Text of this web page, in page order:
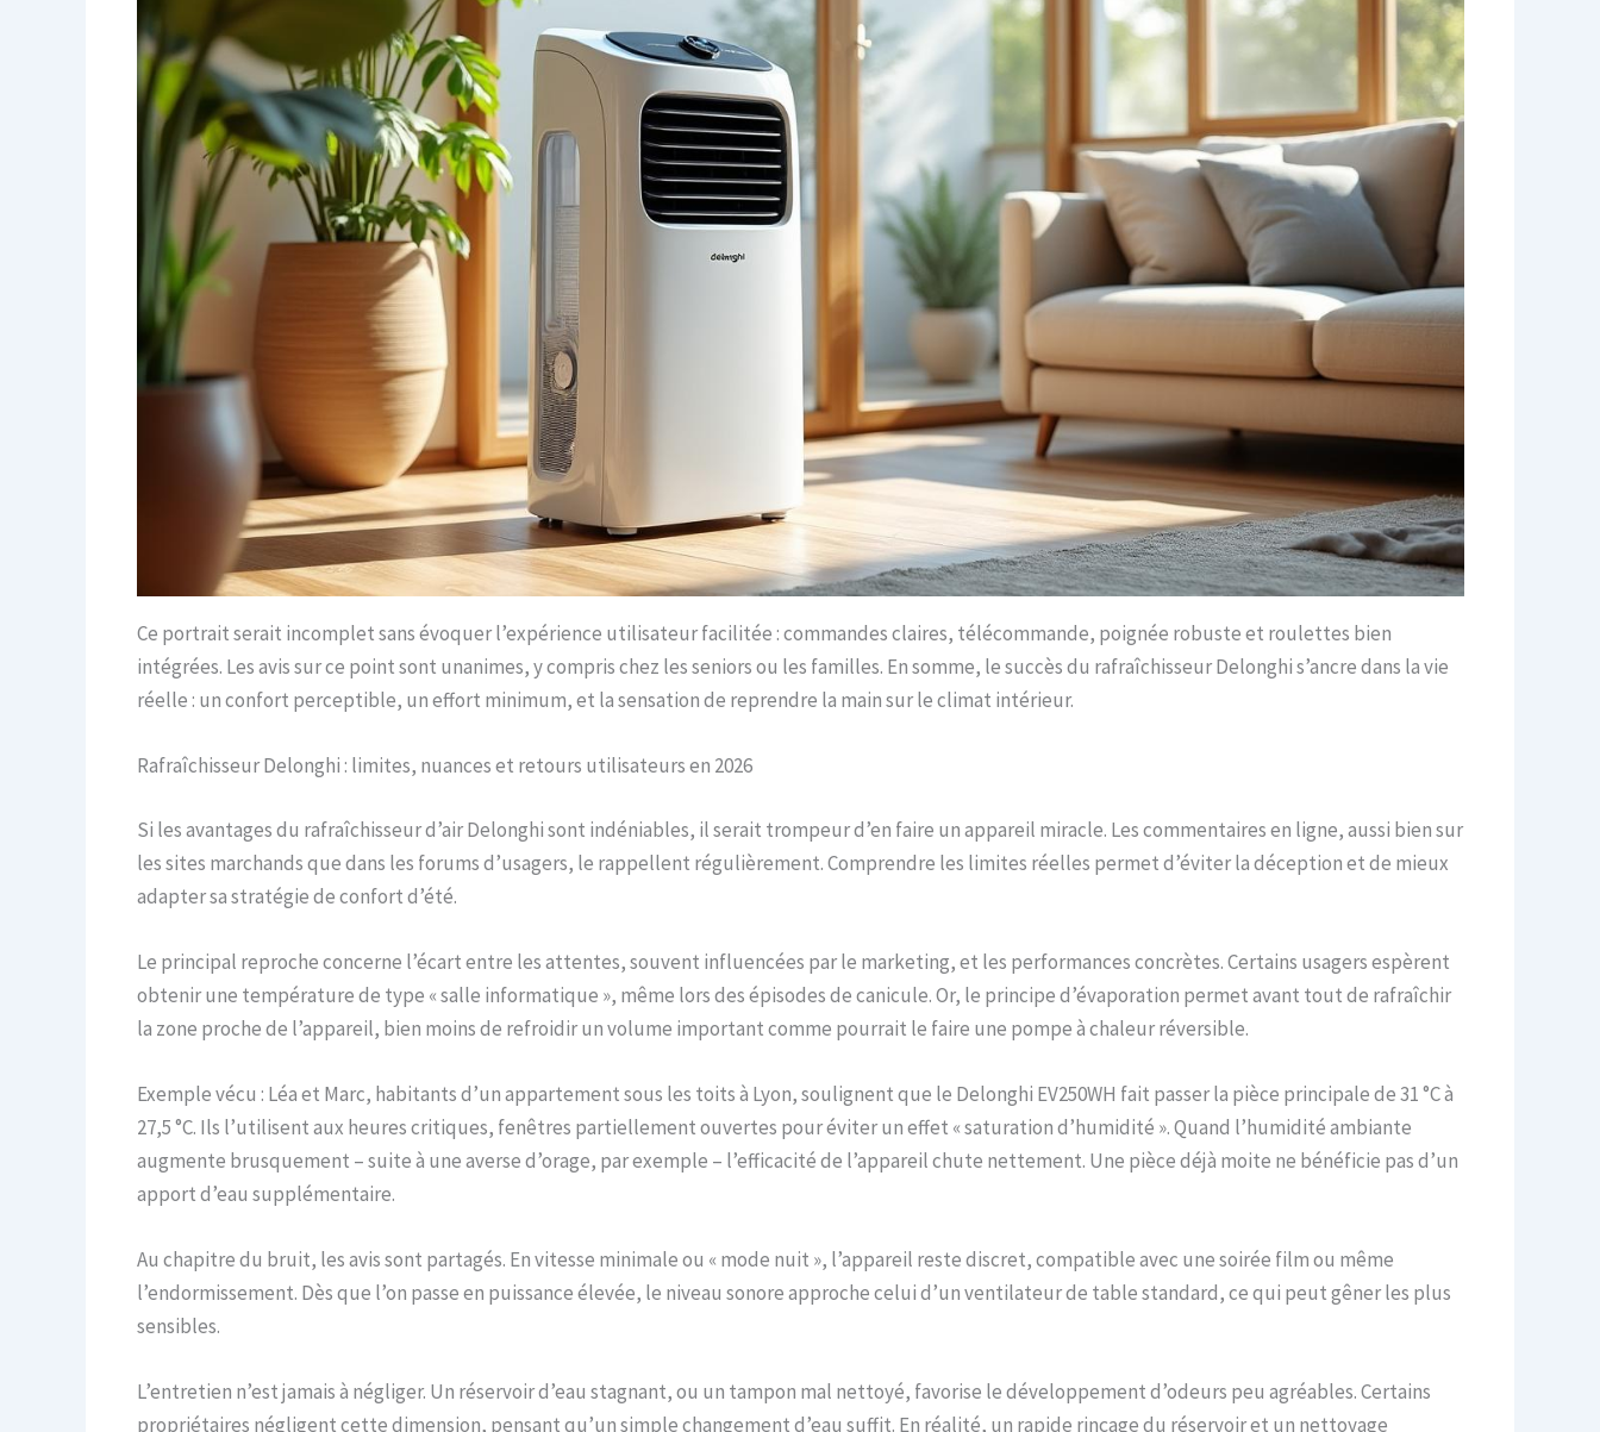
Ce portrait serait incomplet sans évoquer l’expérience utilisateur facilitée : commandes claires, télécommande, poignée robuste et roulettes bien
intégrées. Les avis sur ce point sont unanimes, y compris chez les seniors ou les familles. En somme, le succès du rafraîchisseur Delonghi s’ancre dans la vie
réelle : un confort perceptible, un effort minimum, et la sensation de reprendre la main sur le climat intérieur.
Rafraîchisseur Delonghi : limites, nuances et retours utilisateurs en 2026
Si les avantages du rafraîchisseur d’air Delonghi sont indéniables, il serait trompeur d’en faire un appareil miracle. Les commentaires en ligne, aussi bien sur
les sites marchands que dans les forums d’usagers, le rappellent régulièrement. Comprendre les limites réelles permet d’éviter la déception et de mieux
adapter sa stratégie de confort d’été.
Le principal reproche concerne l’écart entre les attentes, souvent influencées par le marketing, et les performances concrètes. Certains usagers espèrent
obtenir une température de type « salle informatique », même lors des épisodes de canicule. Or, le principe d’évaporation permet avant tout de rafraîchir
la zone proche de l’appareil, bien moins de refroidir un volume important comme pourrait le faire une pompe à chaleur réversible.
Exemple vécu : Léa et Marc, habitants d’un appartement sous les toits à Lyon, soulignent que le Delonghi EV250WH fait passer la pièce principale de 31 °C à
27,5 °C. Ils l’utilisent aux heures critiques, fenêtres partiellement ouvertes pour éviter un effet « saturation d’humidité ». Quand l’humidité ambiante
augmente brusquement – suite à une averse d’orage, par exemple – l’efficacité de l’appareil chute nettement. Une pièce déjà moite ne bénéficie pas d’un
apport d’eau supplémentaire.
Au chapitre du bruit, les avis sont partagés. En vitesse minimale ou « mode nuit », l’appareil reste discret, compatible avec une soirée film ou même
l’endormissement. Dès que l’on passe en puissance élevée, le niveau sonore approche celui d’un ventilateur de table standard, ce qui peut gêner les plus
sensibles.
L’entretien n’est jamais à négliger. Un réservoir d’eau stagnant, ou un tampon mal nettoyé, favorise le développement d’odeurs peu agréables. Certains
propriétaires négligent cette dimension, pensant qu’un simple changement d’eau suffit. En réalité, un rapide rinçage du réservoir et un nettoyage